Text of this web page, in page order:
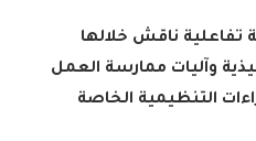
تفاعلية ناقش خلالها
وآليات ممارسة العمل
التنظيمية الخاصة